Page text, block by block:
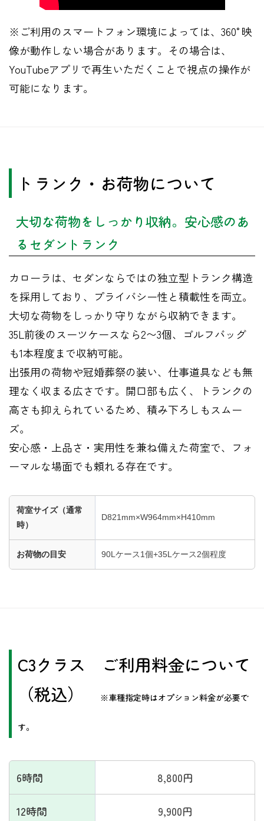
※ご利用のスマートフォン環境によっては、360°映
像が動作しない場合があります。その場合は、
YouTubeアプリで再生いただくことで視点の操作が
可能になります。
トランク・お荷物について
大切な荷物をしっかり収納。安心感のあ
るセダントランク
カローラは、セダンならではの独立型トランク構造
を採用しており、プライバシー性と積載性を両立。
大切な荷物をしっかり守りながら収納できます。
35L前後のスーツケースなら2〜3個、ゴルフバッグ
も1本程度まで収納可能。
出張用の荷物や冠婚葬祭の装い、仕事道具なども無
理なく収まる広さです。開口部も広く、トランクの
高さも抑えられているため、積み下ろしもスムー
ズ。
安心感・上品さ・実用性を兼ね備えた荷室で、フォ
ーマルな場面でも頼れる存在です。
荷室サイズ（通常
時）
D821mm×W964mm×H410mm
お荷物の目安 90Lケース1個+35Lケース2個程度
​C3クラス ご利用料金について
（税込）
※車種指定時はオプション料金が必要で
す。
6時間 8,800円
12時間 9,900円